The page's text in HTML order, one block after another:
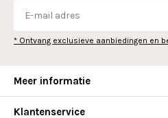
* Ontvang exclusieve aanbiedingen en
Meer informatie
Klantenservice